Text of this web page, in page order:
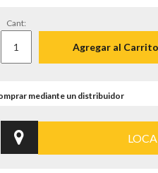
Cant:
Agregar al Carrito